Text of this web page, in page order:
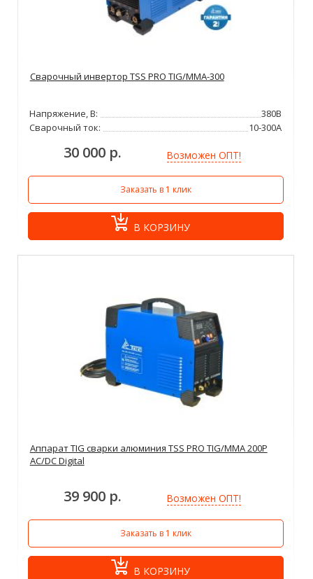
Сварочный инвертор TSS PRO TIG/MMA-300
Напряжение, В:
380В
Сварочный ток:
10-300А
30 000 р. Возможен ОПТ!
Заказать в 1 клик
В КОРЗИНУ
Аппарат TIG сварки алюминия TSS PRO TIG/MMA 200P
AC/DC Digital
39 900 р. Возможен ОПТ!
Заказать в 1 клик
В КОРЗИНУ